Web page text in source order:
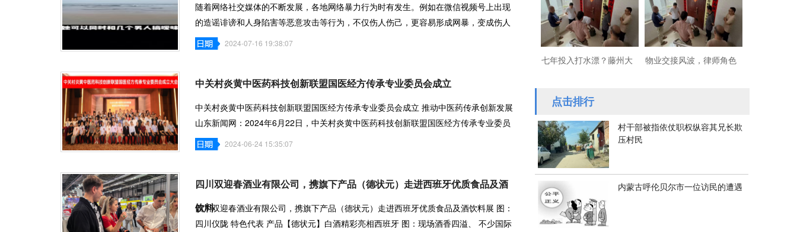
随着网络社交媒体的不断发展，各地网络暴力行为时有发生。例如在微信视频号上出现
的造谣诽谤和人身陷害等恶意攻击等行为，不仅伤人伤己，更容易形成网暴，变成伤人
的利器。近2024-07-16 19:38:07
中关村炎黄中医药科技创新联盟国医经方传承专业委员会成立
中关村炎黄中医药科技创新联盟国医经方传承专业委员会成立 推动中医药传承创新发展
山东新闻网：2024年6月22日，中关村炎黄中医药科技创新联盟国医经方传承专业委员
会成立大会在2024-06-24 15:35:07
四川双迎春酒业有限公司，携旗下产品（德状元）走进西班牙优质食品及酒
饮料
四川双迎春酒业有限公司，携旗下产品（德状元）走进西班牙优质食品及酒饮料展 图：
四川仪陇 特色代表 产品【德状元】白酒精彩亮相西班牙 图：现场酒香四溢、 不少国际
捕捞”港商 区“芯创社”正
七年投入打水漂？藤州大 物业交接风波，律师角色
点击排行
村干部被指依仗职权纵容其兄长欺
压村民
内蒙古呼伦贝尔市一位访民的遭遇